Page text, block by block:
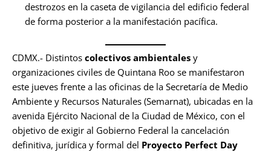
destrozos en la caseta de vigilancia del edificio federal
de forma posterior a la manifestación pacífica.
CDMX.- Distintos colectivos ambientales y
organizaciones civiles de Quintana Roo se manifestaron
este jueves frente a las oficinas de la Secretaría de Medio
Ambiente y Recursos Naturales (Semarnat), ubicadas en la
avenida Ejército Nacional de la Ciudad de México, con el
objetivo de exigir al Gobierno Federal la cancelación
definitiva, jurídica y formal del Proyecto Perfect Day